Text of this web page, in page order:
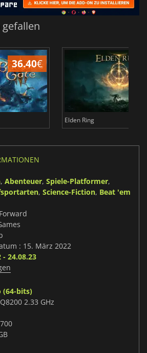
36.40€
Elden Ring
, Abenteuer, Spiele-Platformer,
, Science-Fiction, Beat 'em
: 15. März 2022
- 24.08.23
(64-bits)
2.33 GHz